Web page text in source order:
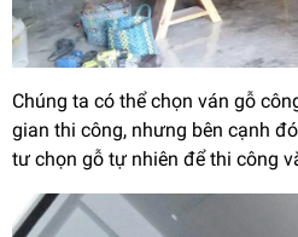
Chúng ta có thể chọn ván gỗ
gian thi công, nhưng bên cạnh
tư chọn gỗ tự nhiên để thi công